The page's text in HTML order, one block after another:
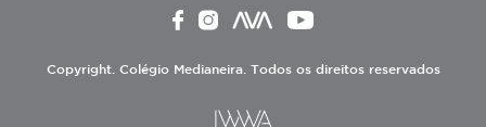
Copyright. Colégio Medianeira. Todos os direitos reservados